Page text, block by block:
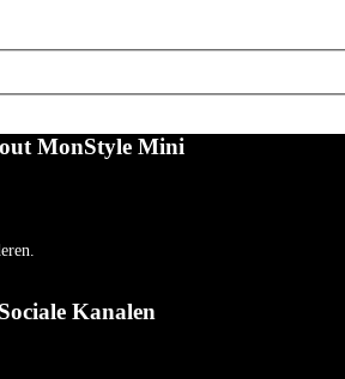
MonStyle Mini
Sociale Kanalen